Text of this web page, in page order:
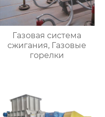
Газовая система
сжигания, Газовые
горелки